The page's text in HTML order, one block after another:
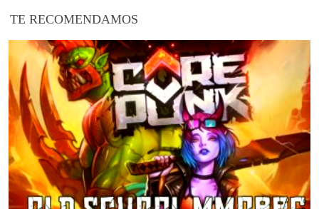
TE RECOMENDAMOS